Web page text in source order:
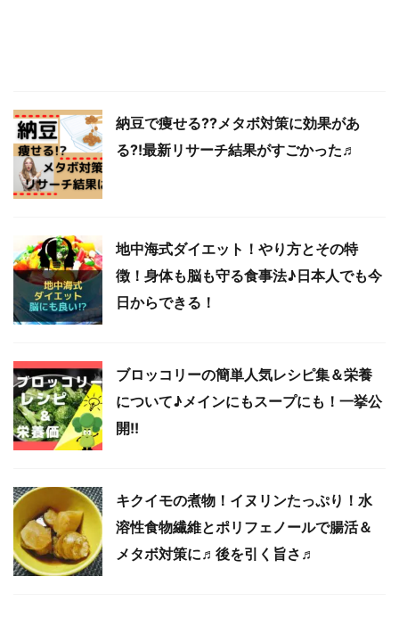
納豆で痩せる??メタボ対策に効果があ
る?!最新リサーチ結果がすごかった♬
地中海式ダイエット！やり方とその特
徴！身体も脳も守る食事法♪日本人でも今
日からできる！
ブロッコリーの簡単人気レシピ集＆栄養
について♪メインにもスープにも！一挙公
開!!
キクイモの煮物！イヌリンたっぷり！水
溶性食物繊維とポリフェノールで腸活＆
メタボ対策に♬後を引く旨さ♬